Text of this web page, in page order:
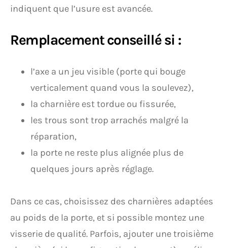
indiquent que l’usure est avancée.
Remplacement conseillé si :
l’axe a un jeu visible (porte qui bouge
verticalement quand vous la soulevez),
la charnière est tordue ou fissurée,
les trous sont trop arrachés malgré la
réparation,
la porte ne reste plus alignée plus de
quelques jours après réglage.
Dans ce cas, choisissez des charnières adaptées
au poids de la porte, et si possible montez une
visserie de qualité. Parfois, ajouter une troisième